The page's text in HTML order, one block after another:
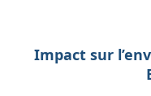
Impact sur